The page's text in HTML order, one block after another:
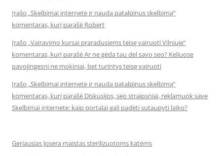
Įrašo „Skelbimai internete ir nauda patalpinus skelbimą“
komentaras, kurį parašė Robert
Įrašo „Vairavimo kursai praradusiems teisę vairuoti Vilniuje“
komentaras, kurį parašė Ar ne gėda tau del savo seo? Keliuose
pavojingesni ne mokiniai, bet turintys teisę vairuoti
Įrašo „Skelbimai internete ir nauda patalpinus skelbimą“
komentaras, kurį parašė Diskusijos, seo straipsniai, reklamuok save
Skelbimai internete: kaip portalai gali padėti sutaupyti laiko?
Geriausias Josera maistas sterilizuotoms katėms